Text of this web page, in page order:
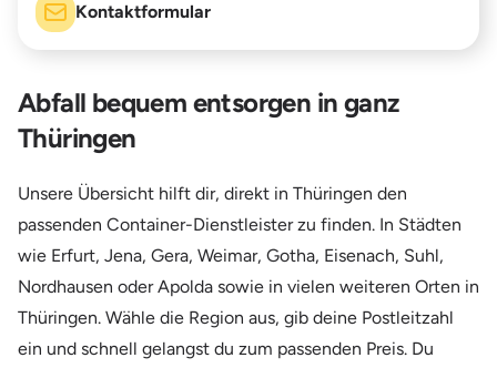
Kontaktformular
Abfall bequem entsorgen in ganz
Thüringen
Unsere Übersicht hilft dir, direkt in Thüringen den
passenden Container-Dienstleister zu finden. In Städten
wie Erfurt, Jena, Gera, Weimar, Gotha, Eisenach, Suhl,
Nordhausen oder Apolda sowie in vielen weiteren Orten in
Thüringen. Wähle die Region aus, gib deine Postleitzahl
ein und schnell gelangst du zum passenden Preis. Du